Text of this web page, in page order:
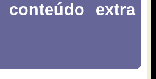
conteúdo extra